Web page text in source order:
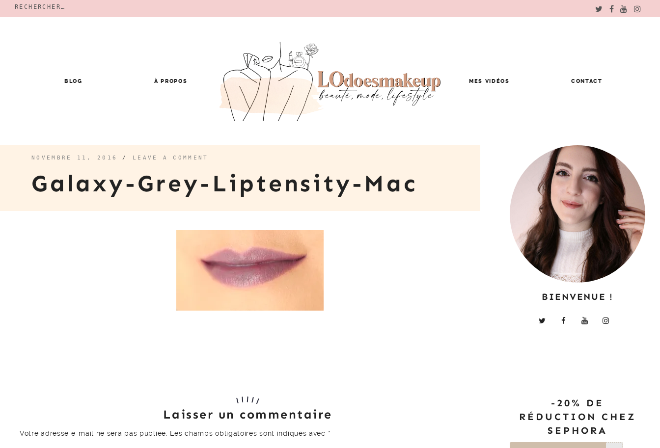
Rechercher :
BLOG À PROPOS MES VIDÉOS CONTACT
NOVEMBRE 11, 2016 / LEAVE A COMMENT
Galaxy-Grey-Liptensity-Mac
Laisser un commentaire
Votre adresse e-mail ne sera pas publiée. Les champs obligatoires sont indiqués avec *
BIENVENUE !
-20% DE
RÉDUCTION CHEZ
SEPHORA